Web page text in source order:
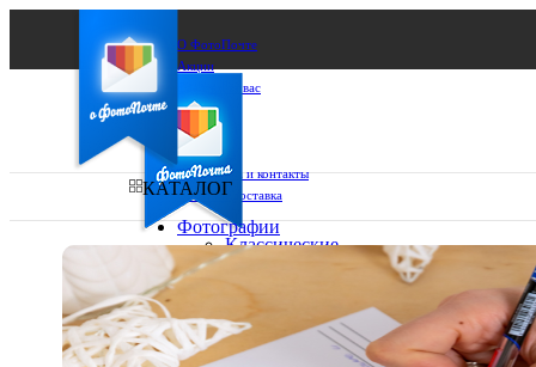
О ФотоПочте
Акции
Сделаем за вас
Бизнесу
FAQ
Франшиза
Поддержка и контакты
Оплата и доставка
Ваш город:
Ваш регион доставки
Выберите из списка:
КАТАЛОГ
Фотографии
Классические
13х18
15х15